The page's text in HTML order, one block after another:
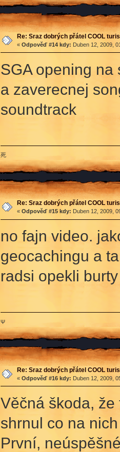
Re: Sraz dobrých přátel COOL
« Odpověď #14 kdy: Duben 12, 2009,
SGA opening na
a zaverecnej
soundtrack
死
Re: Sraz dobrých přátel COOL
« Odpověď #15 kdy: Duben 12, 2009,
no fajn video.
geocachingu a
radsi opekli burty
Ψ
Re: Sraz dobrých přátel COOL
« Odpověď #16 kdy: Duben 12, 2009,
Věčná škoda,
shrnul co na
První,